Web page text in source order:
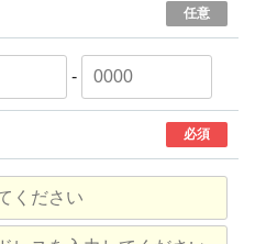
任意
-
必須